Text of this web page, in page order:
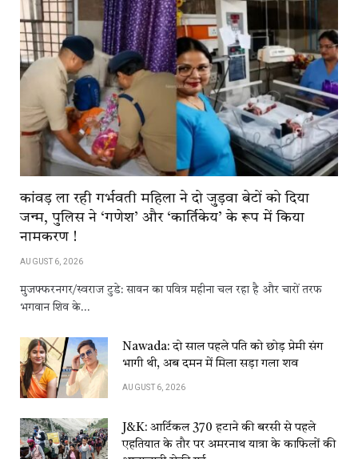
कांवड़​​ ला​​ रही​​ गर्भवती महिला ने दो जुड़वा बेटों को दिया
जन्म, पुलिस ने ‘गणेश’ और ‘कार्तिकेय’ के रूप में किया
नामकरण !
AUGUST 6, 2026
मुजफ्फरनगर/स्वराज टुडे: सावन का पवित्र महीना चल रहा है और चारों तरफ
भगवान शिव के…
Nawada: दो साल पहले पति को छोड़ प्रेमी संग
भागी थी, अब दमन में मिला सड़ा गला शव
AUGUST 6, 2026
J&K: आर्टिकल 370 हटाने की बरसी से पहले
एहतियात के तौर पर अमरनाथ यात्रा के काफिलों की